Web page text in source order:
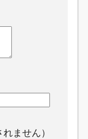
ません）